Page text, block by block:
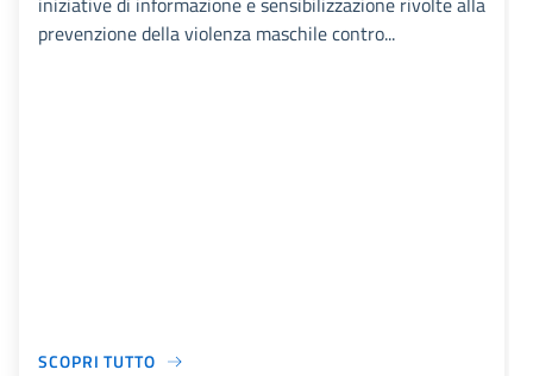
prevenzione della violenza maschile contro...
SCOPRI TUTTO